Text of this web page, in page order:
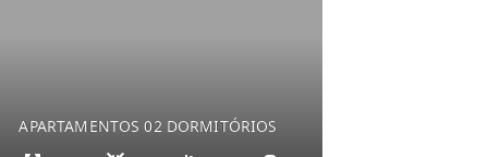
APARTAMENTOS 02 DORMITÓRIOS